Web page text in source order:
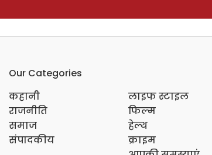
Our Categories
कहानी
राजनीति
समाज
संपादकीय
लाइफ स्टाइल
फिल्म
हेल्थ
क्राइम